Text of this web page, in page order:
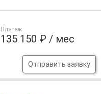
Платеж
135 150 ₽ / мес
Отправить заявку